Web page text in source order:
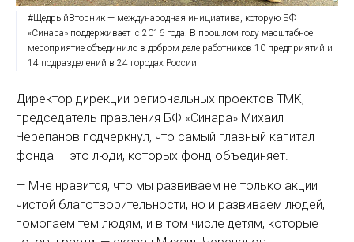
#ЩедрыйВторник — международная инициатива, которую БФ
«Синара» поддерживает с 2016 года. В прошлом году масштабное
мероприятие объединило в добром деле работников 10 предприятий и
14 подразделений в 24 городах России
Директор дирекции региональных проектов ТМК,
председатель правления БФ «Синара» Михаил
Черепанов подчеркнул, что самый главный капитал
фонда — это люди, которых фонд объединяет.
— Мне нравится, что мы развиваем не только акции
чистой благотворительности, но и развиваем людей,
помогаем тем людям, и в том числе детям, которые